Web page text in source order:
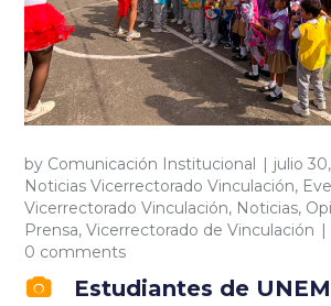
by Comunicación Institucional
julio
Noticias Vicerrectorado Vinculación,
Vicerrectorado Vinculación, Noticias,
Prensa,Vicerrectorado de Vinculación
0 comments
Estudiantes de